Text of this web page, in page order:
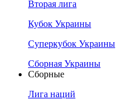
Вторая лига
Кубок Украины
Суперкубок Украины
Сборная Украины
Сборные
Лига наций